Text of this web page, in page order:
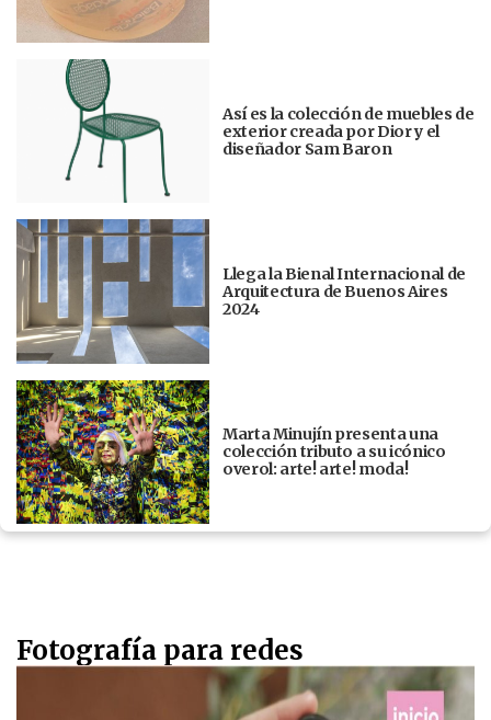
Así es la colección de muebles de
exterior creada por Dior y el
diseñador Sam Baron
Llega la Bienal Internacional de
Arquitectura de Buenos Aires
2024
Marta Minujín presenta una
colección tributo a su icónico
overol: arte! arte! moda!
Fotografía para redes